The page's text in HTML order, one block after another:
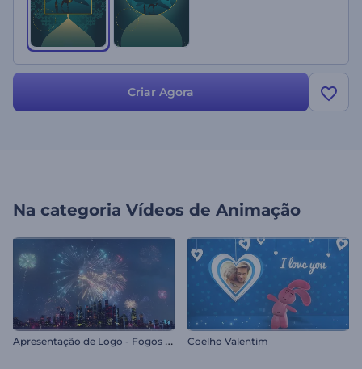
Criar Agora
Na categoria Vídeos de Animação
A
presentação de Logo - Fogos de Artifício Coelho Valentim